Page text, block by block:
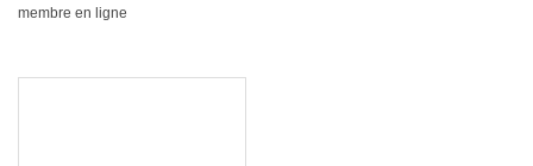
membre en ligne